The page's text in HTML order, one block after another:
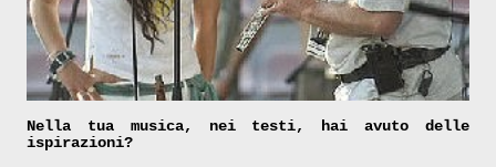
Nella tua musica, nei testi, hai avuto delle
ispirazioni?